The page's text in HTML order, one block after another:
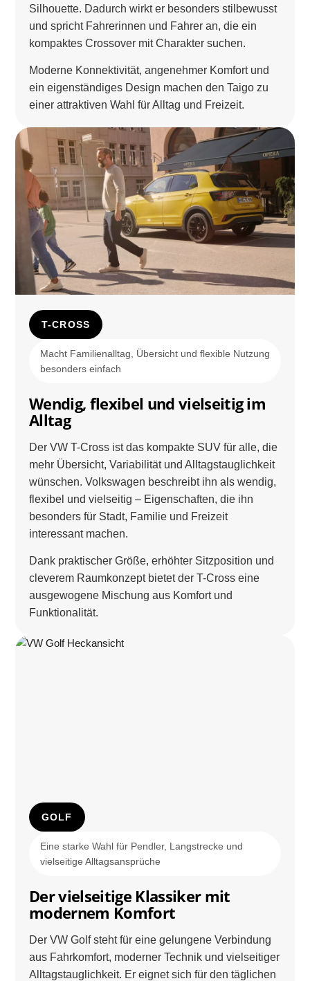
Silhouette. Dadurch wirkt er besonders stilbewusst
und spricht Fahrerinnen und Fahrer an, die ein
kompaktes Crossover mit Charakter suchen.
Moderne Konnektivität, angenehmer Komfort und
ein eigenständiges Design machen den Taigo zu
einer attraktiven Wahl für Alltag und Freizeit.
T-CROSS
Macht Familienalltag, Übersicht und flexible Nutzung
besonders einfach
Wendig, flexibel und vielseitig im
Alltag
Der VW T-Cross ist das kompakte SUV für alle, die
mehr Übersicht, Variabilität und Alltagstauglichkeit
wünschen. Volkswagen beschreibt ihn als wendig,
flexibel und vielseitig – Eigenschaften, die ihn
besonders für Stadt, Familie und Freizeit
interessant machen.
Dank praktischer Größe, erhöhter Sitzposition und
cleverem Raumkonzept bietet der T-Cross eine
ausgewogene Mischung aus Komfort und
Funktionalität.
GOLF
Eine starke Wahl für Pendler, Langstrecke und
vielseitige Alltagsansprüche
Der vielseitige Klassiker mit
modernem Komfort
Der VW Golf steht für eine gelungene Verbindung
aus Fahrkomfort, moderner Technik und vielseitiger
Alltagstauglichkeit. Er eignet sich für den täglichen